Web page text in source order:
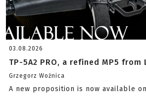
03.08.2026
TP-5A2 PRO, a refined MP5 from
Grzegorz Woźnica
A new proposition is now available